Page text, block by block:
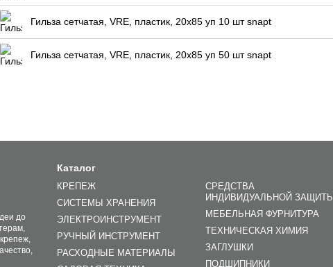
Гильза сетчатая, VRE, пластик, 20x85 уп 10 шт snapt
Гильза сетчатая, VRE, пластик, 20x85 уп 50 шт snapt
до
Каталог
КРЕПЕЖ
СИСТЕМЫ ХРАНЕНИЯ
ЭЛЕКТРОИНСТРУМЕНТ
РУЧНЫЙ ИНСТРУМЕНТ
РАСХОДНЫЕ МАТЕРИАЛЫ
СРЕДСТВА
ИНДИВИДУАЛЬНОЙ ЗАЩИТЫ
МЕБЕЛЬНАЯ ФУРНИТУРА
ТЕХНИЧЕСКАЯ ХИМИЯ
ЗАГЛУШКИ
ПОДШИПНИКИ